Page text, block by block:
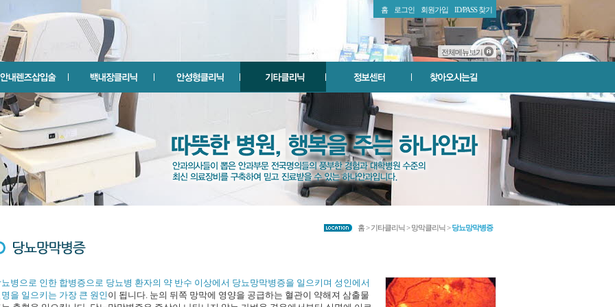
홈 로그인 회원가입 ID/PASS 찾기
전체메뉴보기
홈 > 기타클리닉 > 망막클리닉 >당뇨망막병증
병으로 인한 합병증으로 당뇨병 환자의 약 반수 이상에서 당뇨망막병증을 일으키며 성인에서
을 일으키는 가장 큰 원인 이 됩니다. 눈의 뒤쪽 망막에 영양을 공급하는 혈관이 약해져 삼출물